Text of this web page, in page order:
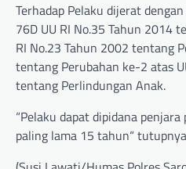
Terhadap Pelaku dijerat
76D UU RI No.35 Tahun 2014
RI No.23 Tahun 2002 tentang
tentang Perubahan ke-2 atas
tentang Perlindungan Anak.
“Pelaku dapat dipidana
paling lama 15 tahun“